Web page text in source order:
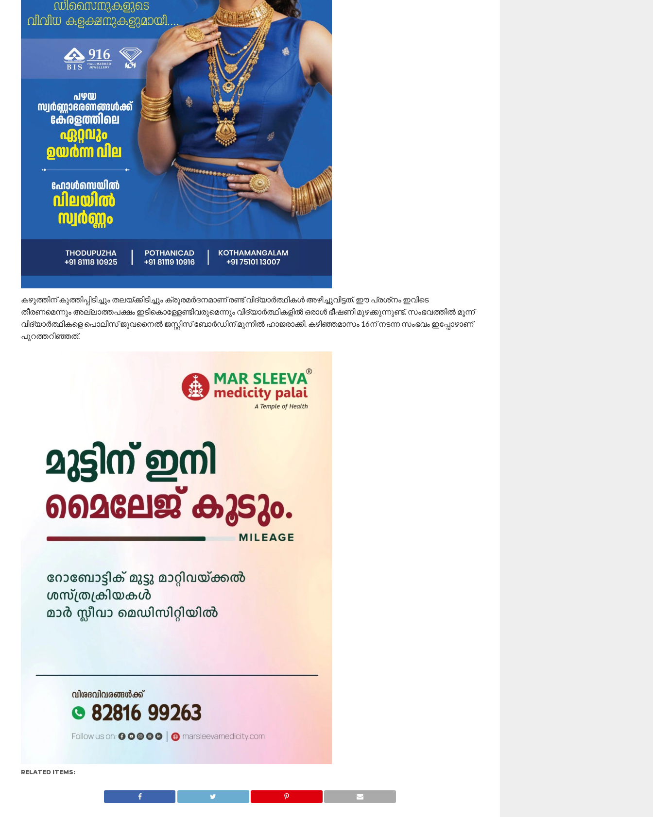
കഴുത്തിന് കുത്തിപ്പിടിച്ചും തലയ്ക്കിടിച്ചും ക്രൂരമർദനമാണ് രണ്ട് വിദ്യാർത്ഥികൾ അഴിച്ചുവിട്ടത്. ഈ പ്രശ്‌നം ഇവിടെ
തീരണമെന്നും അല്ലാത്തപക്ഷം ഇടികൊള്ളേണ്ടിവരുമെന്നും വിദ്യാർത്ഥികളിൽ ഒരാൾ ഭീഷണി മുഴക്കുന്നുണ്ട്. സംഭവത്തിൽ മൂന്ന്
വിദ്യാർത്ഥികളെ പൊലീസ് ജുവനൈല്‍ ജസ്റ്റിസ് ബോര്‍ഡിന് മുന്നില്‍ ഹാജരാക്കി. കഴിഞ്ഞമാസം 16ന് നടന്ന സംഭവം ഇപ്പോഴാണ്
പുറത്തറിഞ്ഞത്.
RELATED ITEMS: